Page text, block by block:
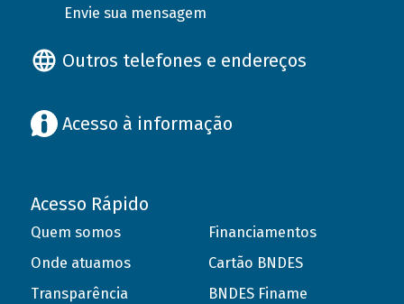
Envie sua mensagem
Outros telefones e endereços
Acesso à informação
Acesso Rápido
Quem somos
Onde atuamos
Transparência
Financiamentos
Cartão BNDES
BNDES Finame